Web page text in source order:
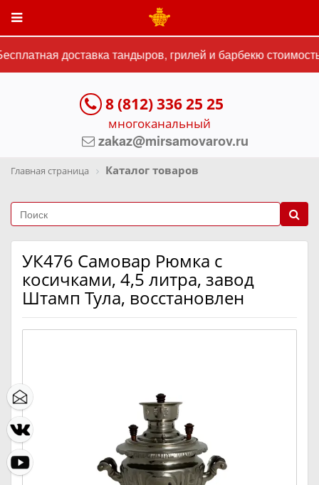
доставка тандыров, грилей и барбекю
8 (812) 336 25 25
многоканальный
zakaz@mirsamovarov.ru
Главная страница Каталог товаров
УК476 Самовар Рюмка с
косичками, 4,5 литра, завод
Штамп Тула, восстановлен